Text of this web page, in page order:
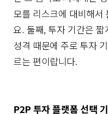
모를 리스크에 대비해서
요. 둘째, 투자 기간은
성격 때문에 주로 투자
르는 편이랍니다.
P2P 투자 플랫폼 선택